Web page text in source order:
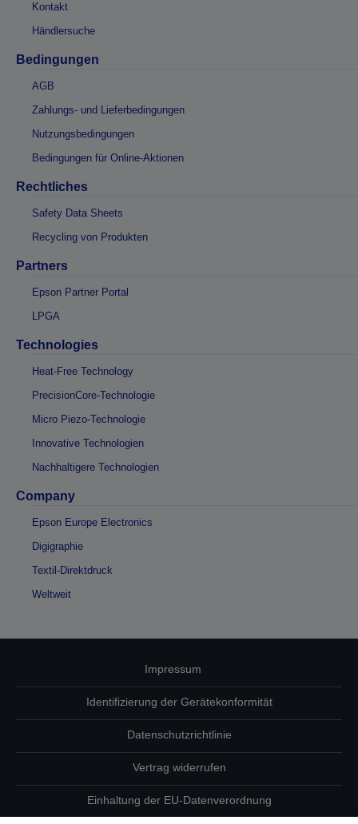
Kontakt
Händlersuche
Bedingungen
AGB
Zahlungs- und Lieferbedingungen
Nutzungsbedingungen
Bedingungen für Online-Aktionen
Rechtliches
Safety Data Sheets
Recycling von Produkten
Partners
Epson Partner Portal
LPGA
Technologies
Heat-Free Technology
PrecisionCore-Technologie
Micro Piezo-Technologie
Innovative Technologien
Nachhaltigere Technologien
Company
Epson Europe Electronics
Digigraphie
Textil-Direktdruck
Weltweit
Impressum
Identifizierung der Gerätekonformität
Datenschutzrichtlinie
Vertrag widerrufen
Einhaltung der EU-Datenverordnung